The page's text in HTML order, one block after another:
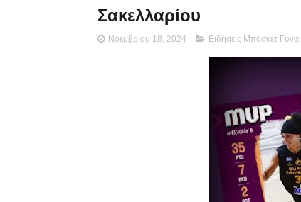
Σακελλαρίου
Νοεμβρίου 18, 2024 Ειδήσεις Μπάσκετ